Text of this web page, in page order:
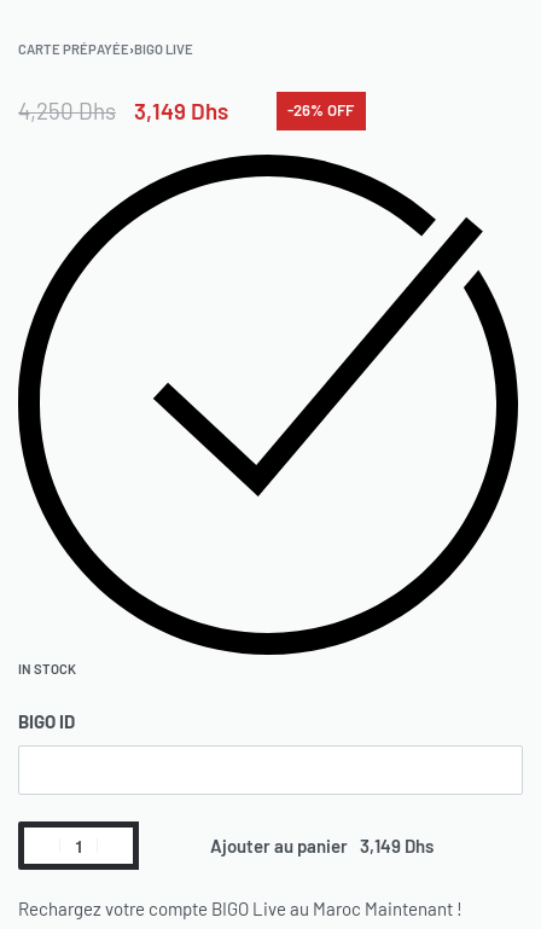
CARTE PRÉPAYÉE›BIGO LIVE
4,250Dhs 3,149 Dhs -26% OFF
IN STOCK
BIGO ID
Ajouter au panier
Rechargez votre compte BIGO Live au Maroc Maintenant !